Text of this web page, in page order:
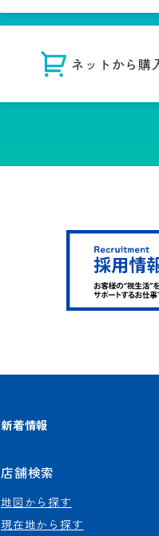
ネットから購
新着情報
店舗検索
地図から探す
現在地から探す